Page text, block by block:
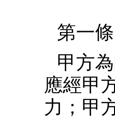
第一
甲方
應經甲
力；甲